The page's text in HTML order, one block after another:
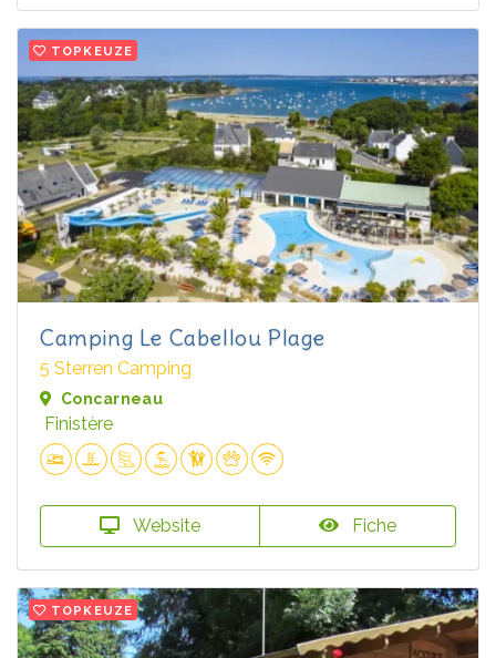
TOPKEUZE
Camping Le Cabellou Plage
5 Sterren Camping
Concarneau
Finistère
Website Fiche
TOPKEUZE